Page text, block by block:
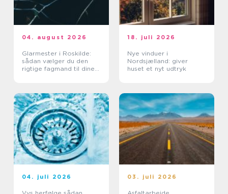
04. august 2026
Glarmester i Roskilde:
sådan vælger du den
rigtige fagmand til dine
18. juli 2026
Nye vinduer i
Nordsjælland: giver
huset et nyt udtryk
04. juli 2026 03. juli 2026